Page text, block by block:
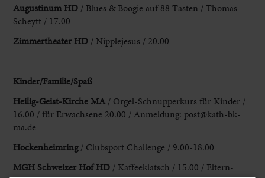
Augustinum HD / Blues & Boogie auf 88 Tasten / Thomas
Scheytt / 17.00
Zimmertheater HD / Nipplejesus / 20.00
Kinder/Familie/Spaß
Heilig-Geist-KircheMA / Orgel-Schnupperkurs für Kinder /
16.00 / für Erwachsene 20.00 /Anmeldung: post@kath-bk-
ma.de
Hockenheimring/ Clubsport Challenge / 9.00-18.00
MGH Schweizer Hof HD / Kaffeeklatsch / 15.00 / Eltern-